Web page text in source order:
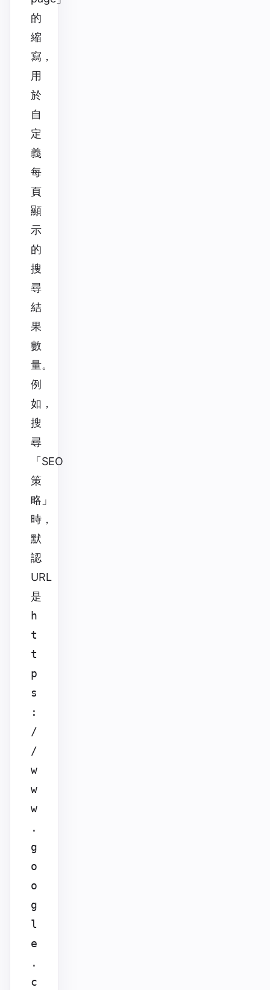
的
縮
寫，
用
於
自
定
義
每
頁
顯
示
的
搜
尋
結
果
數
量。
例
如，
搜
尋
「SEO
策
略」
時，
默
認
URL
是
h
t
t
p
s
:
/
/
w
w
w
.
g
o
o
g
l
e
.
c